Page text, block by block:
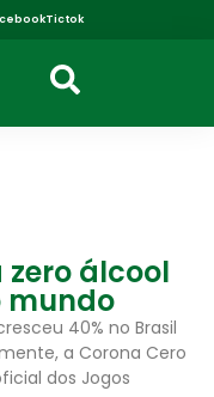
Tictok
zero álcool
mundo
40% no Brasil
a Corona Cero
dos Jogos